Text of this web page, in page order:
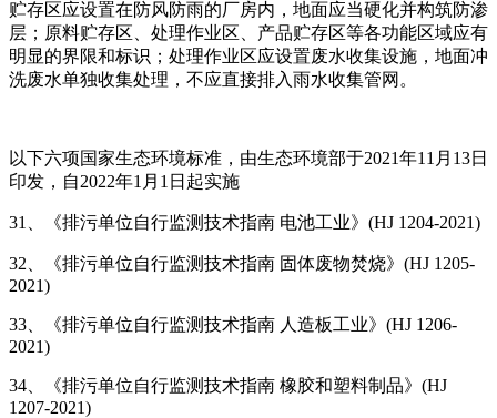
贮存区应设置在防风防雨的厂房内，地面应当硬化并构筑防渗
层；原料贮存区、处理作业区、产品贮存区等各功能区域应有
明显的界限和标识；处理作业区应设置废水收集设施，地面冲
洗废水单独收集处理，不应直接排入雨水收集管网。
以下六项国家生态环境标准，由生态环境部于2021年11月13日
印发，自2022年1月1日起实施
31、《排污单位自行监测技术指南 电池工业》(HJ 1204-2021)
32、《排污单位自行监测技术指南 固体废物焚烧》(HJ 1205-
2021)
33、《排污单位自行监测技术指南 人造板工业》(HJ 1206-
2021)
34、《排污单位自行监测技术指南 橡胶和塑料制品》(HJ
1207-2021)